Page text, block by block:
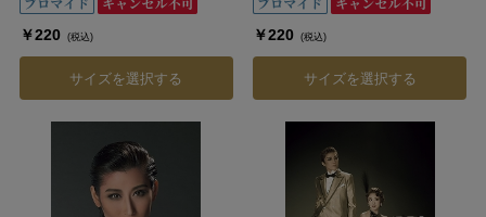
￥220 (税込)
サイズを選択する
￥220 (税込)
サイズを選択する